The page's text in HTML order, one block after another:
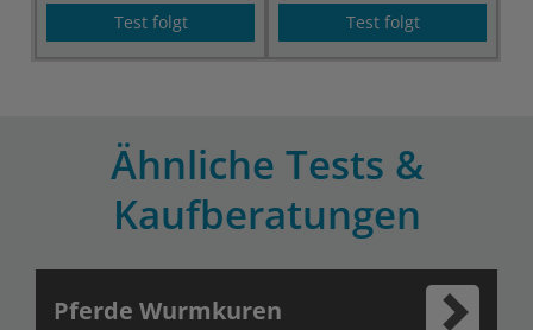
Test folgt Test folgt
Ähnliche Tests &
Kaufberatungen
Pferde Wurmkuren